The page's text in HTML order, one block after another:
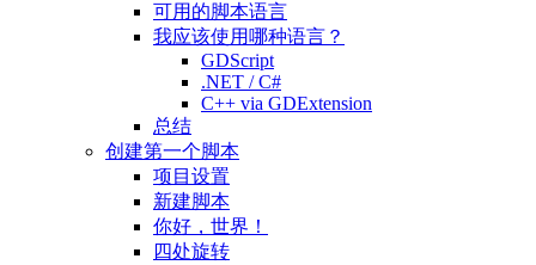
可用的脚本语言
我应该使用哪种语言？
GDScript
.NET / C#
C++ via GDExtension
总结
创建第一个脚本
项目设置
新建脚本
你好，世界！
四处旋转